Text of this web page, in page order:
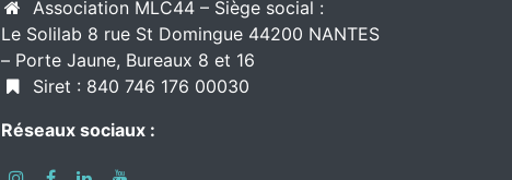
Association MLC44 – Siège social :
Le Solilab 8 rue St Domingue 44200 NANTES
– Porte Jaune, Bureaux 8 et 16
Siret : 840 746 176 00030
Réseaux sociaux :